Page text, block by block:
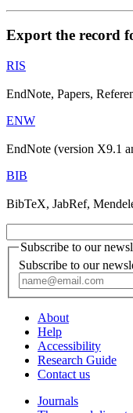
Export the record
RIS
EndNote, Papers,
ENW
EndNote (version X9.1
BIB
BibTeX, JabRef,
Subscribe to our
Subscribe to our
About
Help
Accessibility
Research Guide
Contact us
Journals